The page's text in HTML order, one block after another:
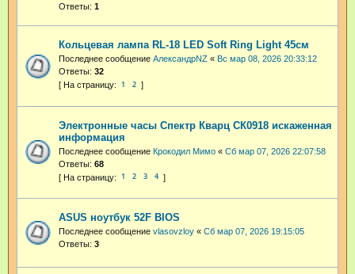
Ответы: 1
Кольцевая лампа RL-18 LED Soft Ring Light 45см
Последнее сообщение АлександрNZ « Вс мар 08, 2026 20:33:12
Ответы: 32
1 2
Электронные часы Спектр Кварц СК0918 искаженная
информация
Последнее сообщение Крокодил Мимо « Сб мар 07, 2026 22:07:58
Ответы: 68
1 2 3 4
ASUS ноутбук 52F BIOS
Последнее сообщение vlasovzloy « Сб мар 07, 2026 19:15:05
Ответы: 3